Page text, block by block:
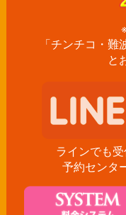
「チンチコ・難
と
ラインでも
予約センタ